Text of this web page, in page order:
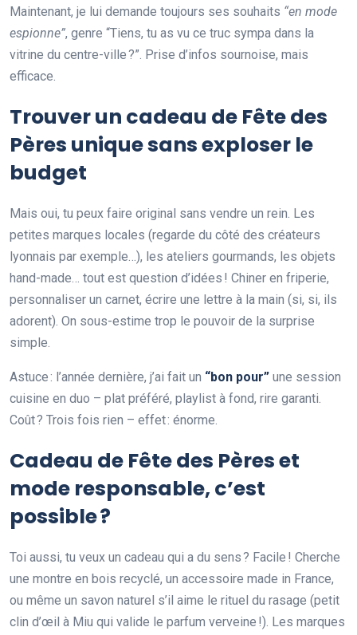
Maintenant, je lui demande toujours ses souhaits “en mode
espionne”, genre “Tiens, tu as vu ce truc sympa dans la
vitrine du centre-ville ?”. Prise d’infos sournoise, mais
efficace.
Trouver un cadeau de Fête des
Pères unique sans exploser le
budget
Mais oui, tu peux faire original sans vendre un rein. Les
petites marques locales (regarde du côté des créateurs
lyonnais par exemple…), les ateliers gourmands, les objets
hand-made… tout est question d’idées ! Chiner en friperie,
personnaliser un carnet, écrire une lettre à la main (si, si, ils
adorent). On sous-estime trop le pouvoir de la surprise
simple.
Astuce : l’année dernière, j’ai fait un “bon pour” une session
cuisine en duo – plat préféré, playlist à fond, rire garanti.
Coût ? Trois fois rien – effet : énorme.
Cadeau de Fête des Pères et
mode responsable, c’est
possible ?
Toi aussi, tu veux un cadeau qui a du sens ? Facile ! Cherche
une montre en bois recyclé, un accessoire made in France,
ou même un savon naturel s’il aime le rituel du rasage (petit
clin d’œil à Miu qui valide le parfum verveine !). Les marques